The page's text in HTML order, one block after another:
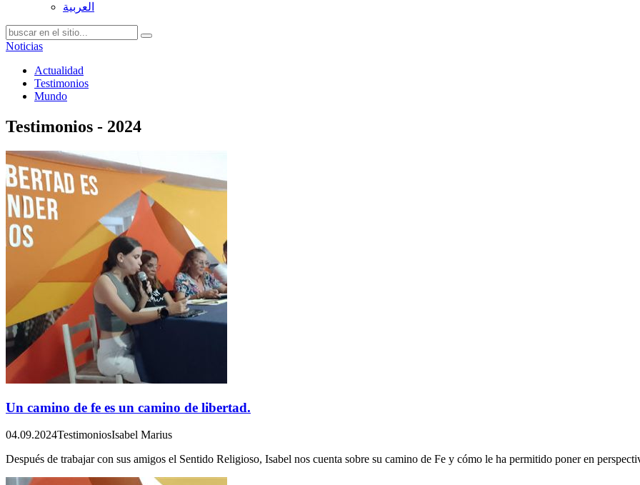
العربية
Noticias
Actualidad
Testimonios
Mundo
Testimonios - 2024
Un camino de fe es un camino de libertad.
04.09.2024TestimoniosIsabel Marius
Después de trabajar con sus amigos el Sentido Religioso, Isabel nos cuenta sobre su camino de Fe y cómo le ha permitido poner en